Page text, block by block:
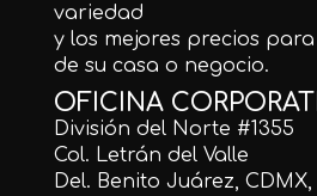
variedad
y los mejores precios
de su casa o negocio.
OFICINA
División del Norte #1355
Col. Letrán del Valle
Del. Benito Juárez, CDMX,